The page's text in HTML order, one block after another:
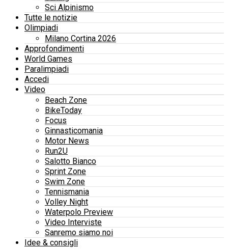
Sci Alpinismo
Tutte le notizie
Olimpiadi
Milano Cortina 2026
Approfondimenti
World Games
Paralimpiadi
Accedi
Video
Beach Zone
BikeToday
Focus
Ginnasticomania
Motor News
Run2U
Salotto Bianco
Sprint Zone
Swim Zone
Tennismania
Volley Night
Waterpolo Preview
Video Interviste
Sanremo siamo noi
Idee & consigli